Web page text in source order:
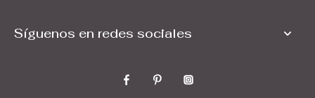
Síguenos en redes sociales